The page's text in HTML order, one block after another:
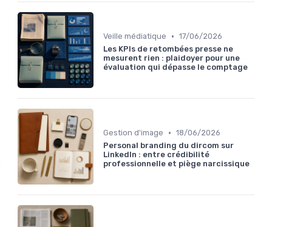
Veille médiatique • 17/06/2026
Les KPIs de retombées presse ne
mesurent rien : plaidoyer pour une
évaluation qui dépasse le comptage
Gestion d'image • 18/06/2026
Personal branding du dircom sur
LinkedIn : entre crédibilité
professionnelle et piège narcissique